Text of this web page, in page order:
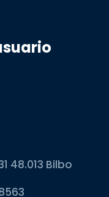
48.013 Bilbo